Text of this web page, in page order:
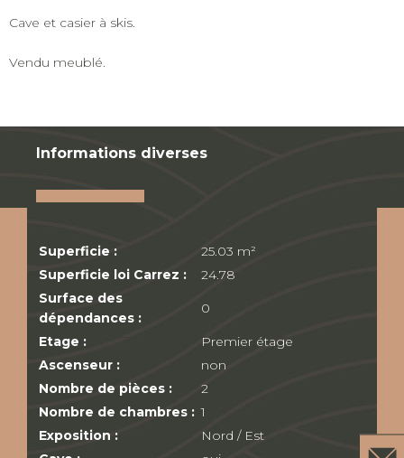
Cave et casier à skis.
Vendu meublé.
Informations diverses
Superficie :
25.03 m²
Superficie loi Carrez :
24.78
Surface des
dépendances :
0
Etage :
Premier étage
Ascenseur :
non
Nombre de pièces :
2
Nombre de chambres : 1
Exposition :
Nord / Est